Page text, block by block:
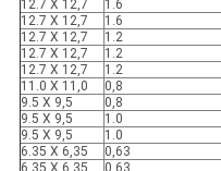
12.7 X 12,7
1.6
12.7 X 12,7
1.6
12.7 X 12,7
1.2
12.7 X 12,7
1.2
12.7 X 12,7
1.2
11.0 X 11,0
0,8
9.5 X 9,5
0,8
9.5 X 9,5
1.0
9.5 X 9,5
1.0
6.35 X 6,35
0,63